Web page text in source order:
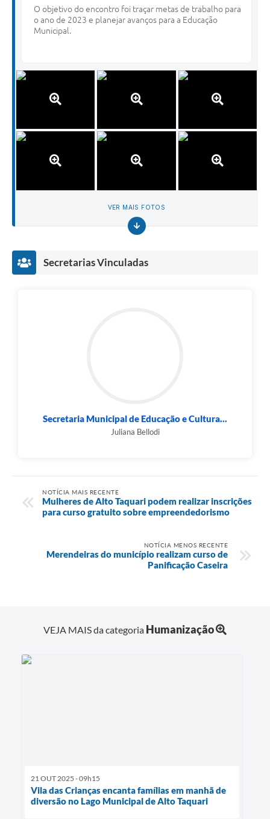
O objetivo do encontro foi traçar metas de trabalho para
o ano de 2023 e planejar avanços para a Educação
Municipal.
VER MAIS FOTOS
Secretarias Vinculadas
Secretaria Municipal de Educação e Cultura...
Juliana Bellodi
NOTÍCIA MAIS RECENTE
Mulheres de Alto Taquari podem realizar inscrições
para curso gratuito sobre empreendedorismo
NOTÍCIA MENOS RECENTE
Merendeiras do município realizam curso de
Panificação Caseira
VEJA MAIS da categoria Humanização
21 OUT 2025 - 09h15
Vila das Crianças encanta famílias em manhã de
diversão no Lago Municipal de Alto Taquari